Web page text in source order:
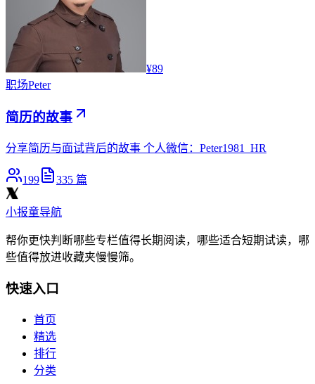
¥89
职场Peter
简历的故事
分享简历与面试背后的故事 个人微信：Peter1981_HR
199 335 篇
小报童导航
帮你更快判断哪些专栏值得长期阅读，哪些适合短期试读，哪
些值得放进收藏夹慢慢筛。
快速入口
首页
精选
排行
分类